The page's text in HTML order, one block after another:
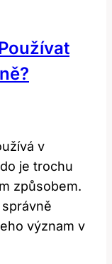
v
je trochu
způsobem.
význam v